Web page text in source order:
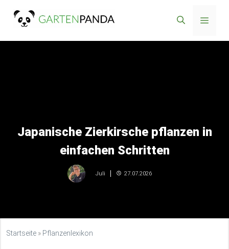
Inhalt
Menü
Japanische Zierkirsche pflanzen in
einfachen Schritten
Juli 27.07.2026
Startseite » Pflanzenlexikon